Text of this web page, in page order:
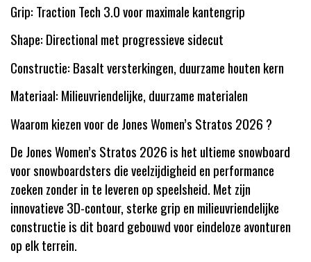
Grip: Traction Tech 3.0 voor maximale kantengrip
Shape: Directional met progressieve sidecut
Constructie: Basalt versterkingen, duurzame houten kern
Materiaal: Milieuvriendelijke, duurzame materialen
Waarom kiezen voor de Jones Women’s Stratos 2026 ?
De Jones Women’s Stratos 2026 is het ultieme snowboard
voor snowboardsters die veelzijdigheid en performance
zoeken zonder in te leveren op speelsheid. Met zijn
innovatieve 3D-contour, sterke grip en milieuvriendelijke
constructie is dit board gebouwd voor eindeloze avonturen
op elk terrein.